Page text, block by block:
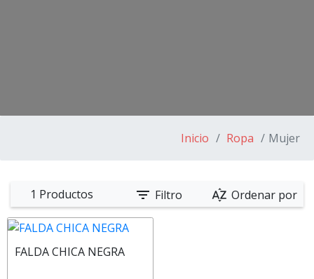
Inicio Ropa Mujer
1 Productos filter_list Filtro sort_by_alpha Ordenar por
FALDA CHICA NEGRA